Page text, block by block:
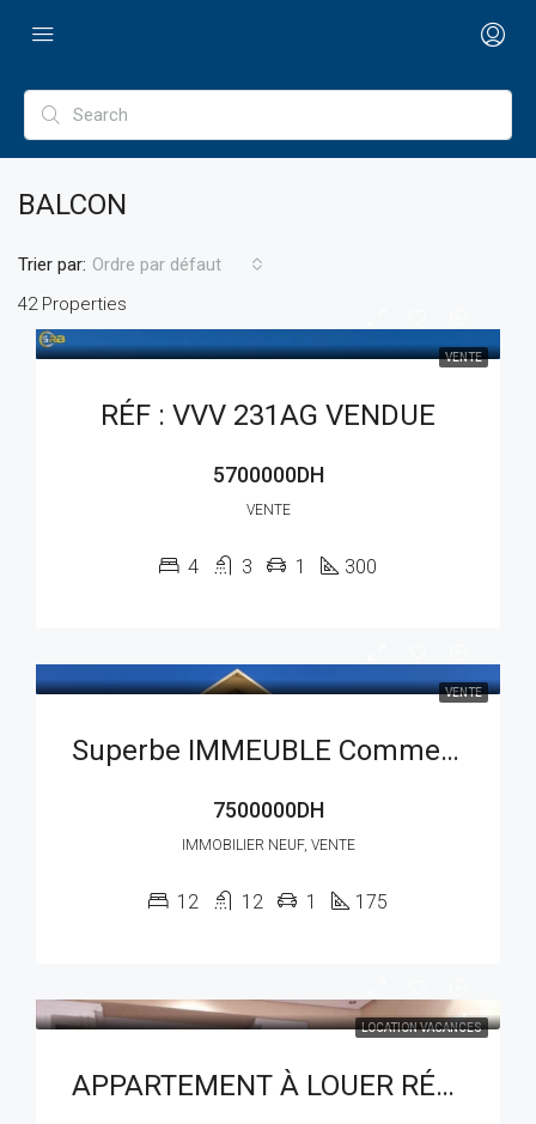
BALCON
42 Properties
Trier par: Ordre par défaut
VENTE
RÉF : VVV 231AG VENDUE
5700000DH
VENTE
4 3 1 300
VENTE
Superbe IMMEUBLE Commerce À Vendre Au Hay Mouhamadi RÉF : VIV 230AG
7500000DH
IMMOBILIER NEUF, VENTE
12 12 1 175
LOCATION VACANCES
APPARTEMENT À LOUER RÉF : LAM 211AG